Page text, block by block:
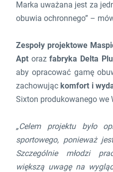
Marka uważana jest za
obuwia ochronnego” –
Zespoły projektowe
Aptorazfabryka Delta
aby opracować gamę
zachowując komfort i
Sixton produkowanego we
„Celem projektu było
sportowego, ponieważ
Szczególnie młodzi
większą uwagę na